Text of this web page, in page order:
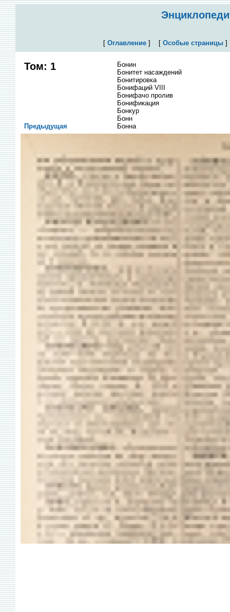
[ Оглавление] [ Особые страницы
Том: 1
Бонин
Бонитет насаждений
Бонитировка
Бонифаций VIII
Бонифачо пролив
Бонификация
Бонкур
Бонн
Бонна
Предыдущая